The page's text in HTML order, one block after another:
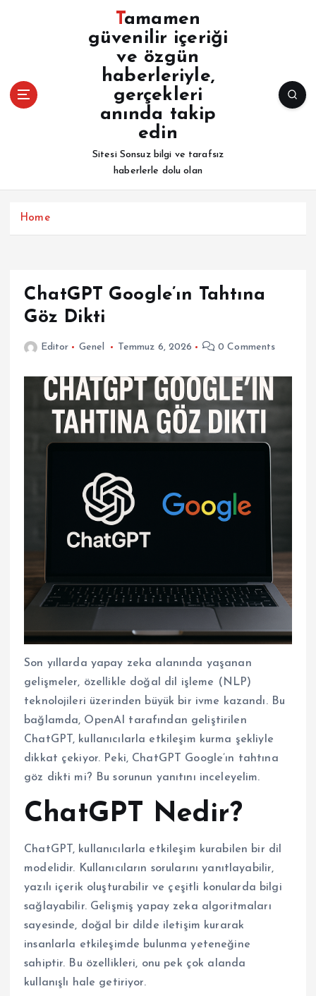
Tamamen
güvenilir içeriği
ve özgün
haberleriyle,
gerçekleri
anında takip
edin
Sitesi Sonsuz bilgi ve tarafsız
haberlerle dolu olan
Home
ChatGPT Google’ın Tahtına
Göz Dikti
Editor Genel Temmuz 6, 2026 0 Comments
Son yıllarda yapay zeka alanında yaşanan
gelişmeler, özellikle doğal dil işleme (NLP)
teknolojileri üzerinden büyük bir ivme kazandı. Bu
bağlamda, OpenAI tarafından geliştirilen
ChatGPT, kullanıcılarla etkileşim kurma şekliyle
dikkat çekiyor. Peki, ChatGPT Google’ın tahtına
göz dikti mi? Bu sorunun yanıtını inceleyelim.
ChatGPT Nedir?
ChatGPT, kullanıcılarla etkileşim kurabilen bir dil
modelidir. Kullanıcıların sorularını yanıtlayabilir,
yazılı içerik oluşturabilir ve çeşitli konularda bilgi
sağlayabilir. Gelişmiş yapay zeka algoritmaları
sayesinde, doğal bir dilde iletişim kurarak
insanlarla etkileşimde bulunma yeteneğine
sahiptir. Bu özellikleri, onu pek çok alanda
kullanışlı hale getiriyor.